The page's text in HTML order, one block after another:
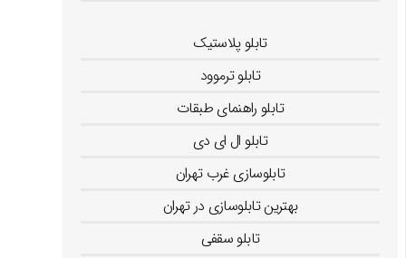
تابلو پلاستیک
تابلو ترموود
تابلو راهنمای طبقات
تابلو ال ای دی
تابلوسازی غرب تهران
بهترین تابلوسازی در تهران
تابلو سقفی